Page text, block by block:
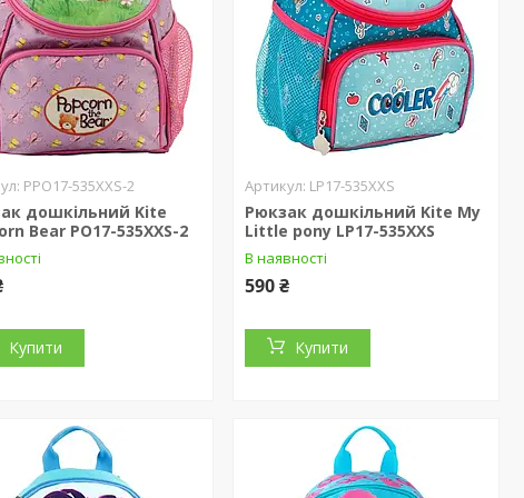
PPO17-535XXS-2
дошкільний Kite
Bear PO17-535XXS-2
Купити
LP17-535XXS
Рюкзак дошкільний Kite My
Little pony LP17-535XXS
В наявності
590 ₴
Купити